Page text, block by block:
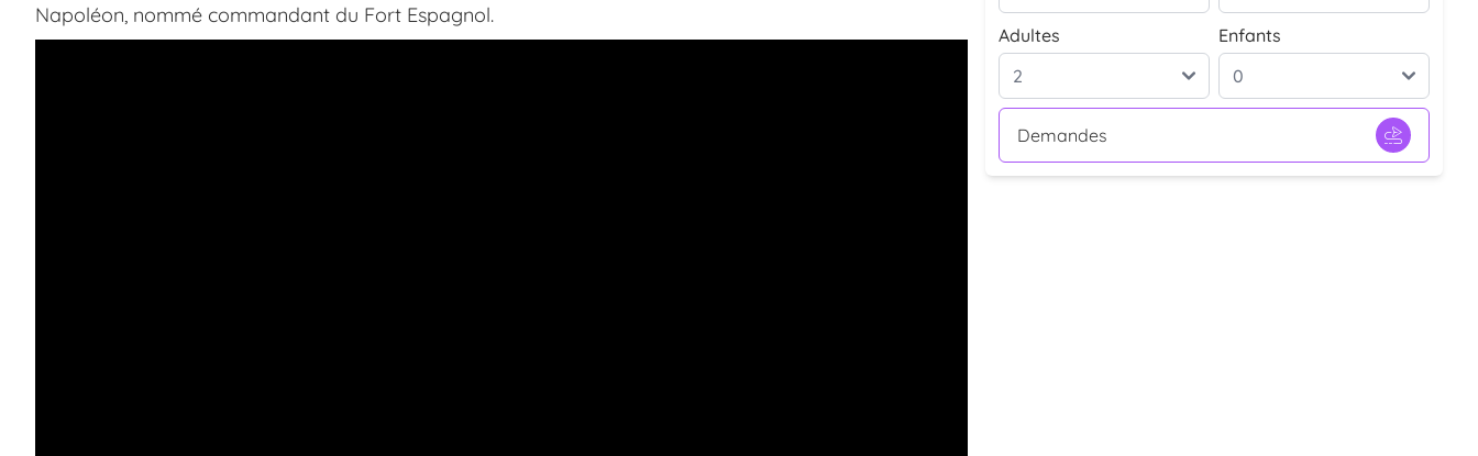
Napoléon, nommé commandant du Fort Espagnol.
Adultes Enfants
Demandes